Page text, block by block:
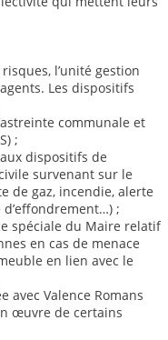
l’unité gestion
Les dispositifs
communale et
;
dispositifs de
survenant sur le
de gaz, incendie, alerte
;
spéciale du Maire relatif
en cas de menace
en lien avec le
avec Valence Romans
œuvre de certains